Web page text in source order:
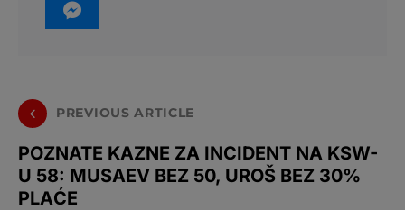
PREVIOUS ARTICLE
POZNATE KAZNE ZA INCIDENT NA KSW-
U 58: MUSAEV BEZ 50, UROŠ BEZ 30%
PLAĆE